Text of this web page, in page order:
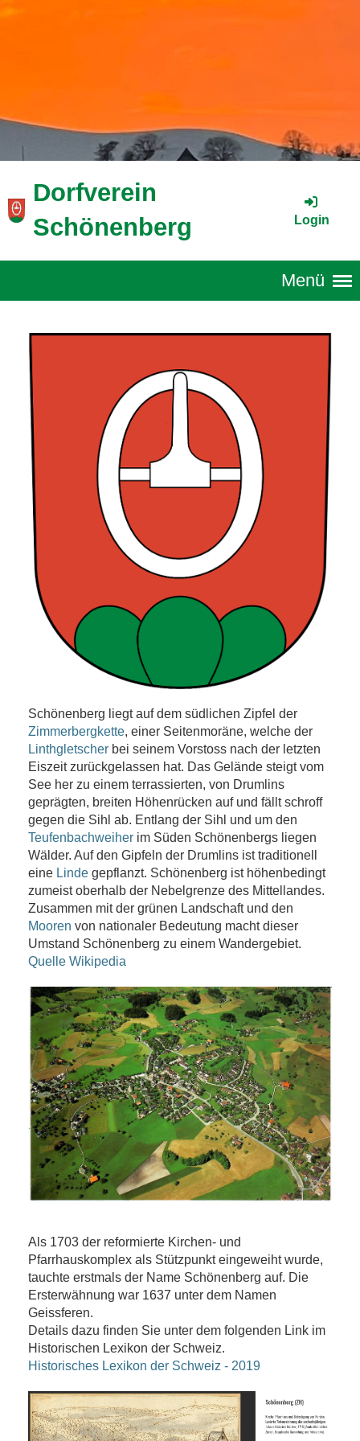
Dorfverein
Schönenberg
Login
Menü
Schönenberg liegt auf dem südlichen Zipfel der
Zimmerbergkette, einer Seitenmoräne, welche der
Linthgletscher bei seinem Vorstoss nach der letzten
Eiszeit zurückgelassen hat. Das Gelände steigt vom
See her zu einem terrassierten, von Drumlins
geprägten, breiten Höhenrücken auf und fällt schroff
gegen die Sihl ab. Entlang der Sihl und um den
Teufenbachweiher im Süden Schönenbergs liegen
Wälder. Auf den Gipfeln der Drumlins ist traditionell
eine Linde gepflanzt. Schönenberg ist höhenbedingt
zumeist oberhalb der Nebelgrenze des Mittellandes.
Zusammen mit der grünen Landschaft und den
Mooren von nationaler Bedeutung macht dieser
Umstand Schönenberg zu einem Wandergebiet.
Quelle Wikipedia
Als 1703 der reformierte Kirchen- und
Pfarrhauskomplex als Stützpunkt eingeweiht wurde,
tauchte erstmals der Name Schönenberg auf. Die
Ersterwähnung war 1637 unter dem Namen
Geissferen.
Details dazu finden Sie unter dem folgenden Link im
Historischen Lexikon der Schweiz.
Historisches Lexikon der Schweiz - 2019